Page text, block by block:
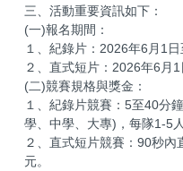
三、活動重要資訊如下：
(一)報名期間：
１、紀錄片：2026年6月1
２、直式短片：2026年6月
(二)競賽規格與獎金：
１、紀錄片競賽：5至40分
學、中學、大專)，每隊1-5
２、直式短片競賽：90秒
元。